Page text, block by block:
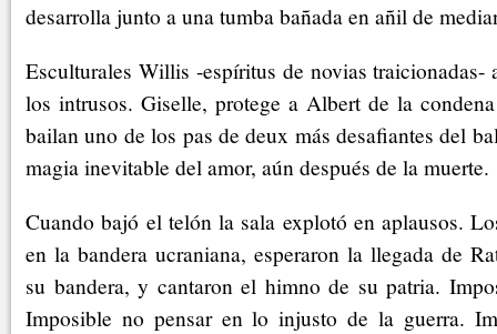
desarrolla junto a una tumba bañada en añil de
Esculturales Willis -espíritus de novias traicionadas-
los intrusos. Giselle, protege a Albert de la
bailan uno de los pas de deux más desafiantes del
magia inevitable del amor, aún después de la muerte.
Cuando bajó el telón la sala explotó en aplausos.
en la bandera ucraniana, esperaron la llegada de
su bandera, y cantaron el himno de su patria.
Imposible no pensar en lo injusto de la guerra.